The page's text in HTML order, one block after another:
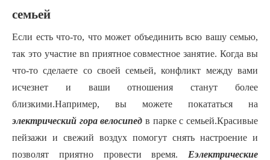
семьей
Если есть что-то, что может объединить всю вашу семью,
так это участие вn приятное совместное занятие. Когда вы
что-то сделаете со своей семьей, конфликт между вами
исчезнет и ваши отношения станут более
близкими.Например, вы можете покататься на
электрический гора велосипед в парке с семьей.Красивые
пейзажи и свежий воздух помогут снять настроение и
позволят приятно провести время.
Eэлектрические